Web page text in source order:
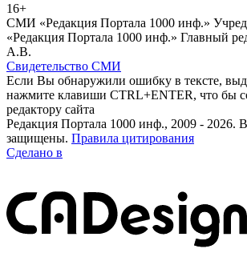
16+
СМИ «Редакция Портала 1000 инф.»
«Редакция Портала 1000 инф.» Главный
А.В.
Свидетельство СМИ
Если Вы обнаружили ошибку в тексте,
нажмите клавиши CTRL+ENTER, что бы
редактору сайта
Редакция Портала 1000 инф., 2009 - 2026.
защищены. Правила цитирования
Сделано в